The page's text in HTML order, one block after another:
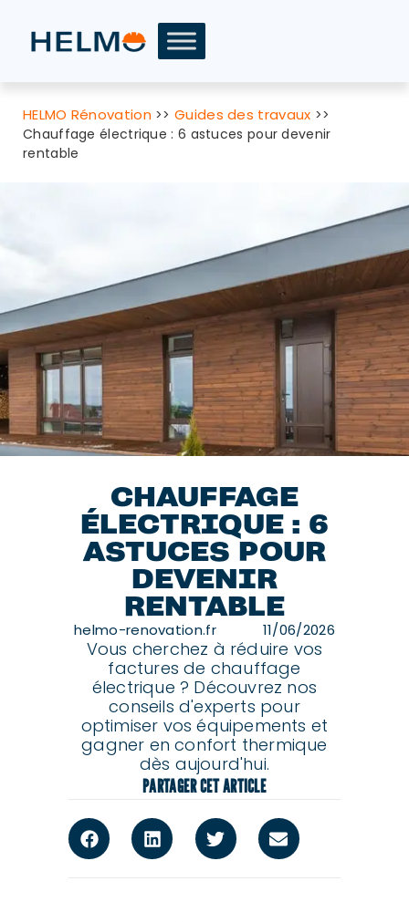
HELMO Rénovation>>Guides des travaux >>
Chauffage électrique : 6 astuces pour devenir
rentable
CHAUFFAGE
ÉLECTRIQUE : 6
ASTUCES POUR
DEVENIR
RENTABLE
helmo-renovation.fr 11/06/2026
Vous cherchez à réduire vos
factures de chauffage
électrique ? Découvrez nos
conseils d'experts pour
optimiser vos équipements et
gagner en confort thermique
dès aujourd'hui.
PARTAGER CET ARTICLE